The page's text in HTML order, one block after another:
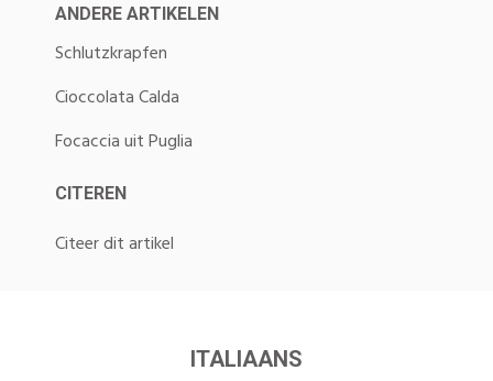
ANDERE ARTIKELEN
Schlutzkrapfen
Cioccolata Calda
Focaccia uit Puglia
CITEREN
Citeer dit artikel
ITALIAANS